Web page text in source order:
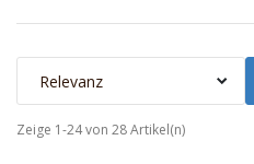
Relevanz
Zeige 1-24 von 28 Artikel(n)